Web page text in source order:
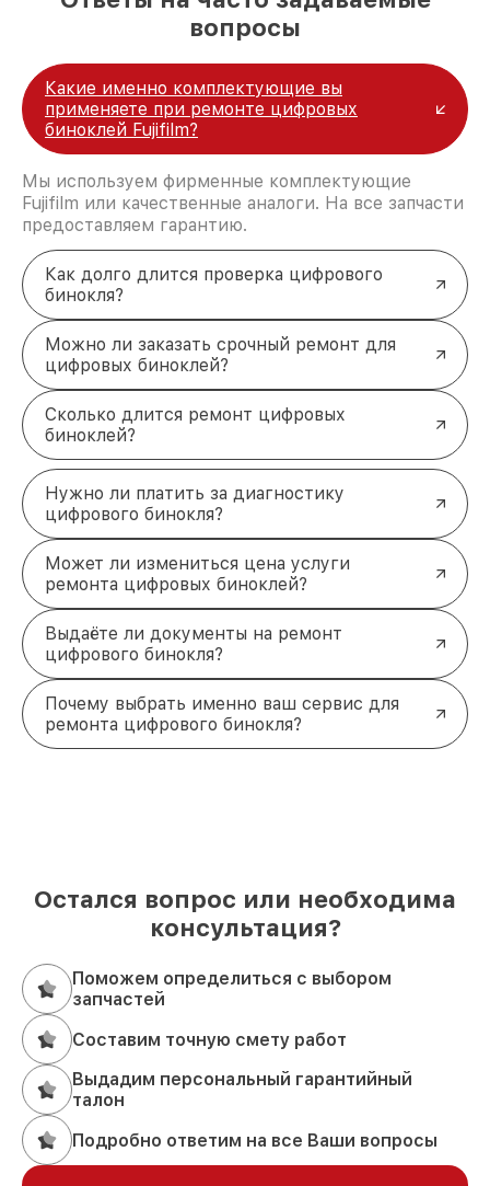
вопросы
Какие именно комплектующие вы
применяете при ремонте цифровых
биноклей Fujifilm?
Мы используем фирменные комплектующие
Fujifilm или качественные аналоги. На все запчасти
предоставляем гарантию.
Как долго длится проверка цифрового
бинокля?
Можно ли заказать срочный ремонт для
цифровых биноклей?
Сколько длится ремонт цифровых
биноклей?
Нужно ли платить за диагностику
цифрового бинокля?
Может ли измениться цена услуги
ремонта цифровых биноклей?
Выдаёте ли документы на ремонт
цифрового бинокля?
Почему выбрать именно ваш сервис для
ремонта цифрового бинокля?
Остался вопрос или необходима
консультация?
Поможем определиться с выбором
запчастей
Составим точную смету работ
Выдадим персональный гарантийный
талон
Подробно ответим на все Ваши вопросы